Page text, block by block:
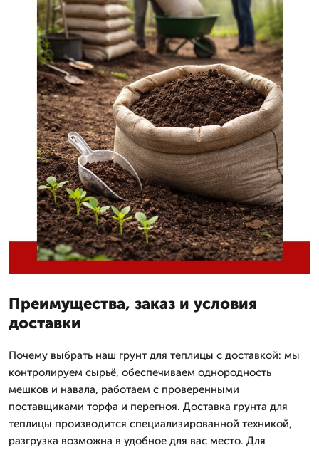
Преимущества, заказ и условия
доставки
Почему выбрать наш грунт для теплицы с доставкой: мы
контролируем сырьё, обеспечиваем однородность
мешков и навала, работаем с проверенными
поставщиками торфа и перегноя. Доставка грунта для
теплицы производится специализированной техникой,
разгрузка возможна в удобное для вас место. Для